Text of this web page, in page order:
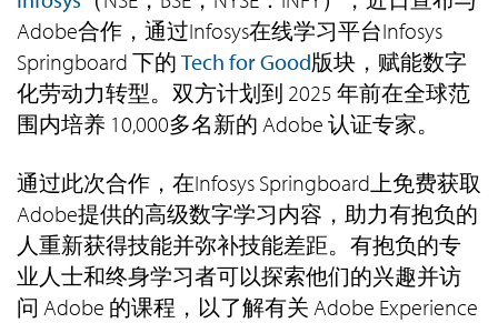
Adobe合作，通过Infosys在线学习平台Infosys
Springboard 下的 Tech for Good版块，赋能数字
化劳动力转型。双方计划到 2025 年前在全球范
围内培养 10,000多名新的 Adobe 认证专家。
通过此次合作，在Infosys Springboard上免费获取
Adobe提供的高级数字学习内容，助力有抱负的
人重新获得技能并弥补技能差距。有抱负的专
业人士和终身学习者可以探索他们的兴趣并访
问 Adobe 的课程，以了解有关 Adobe Experience